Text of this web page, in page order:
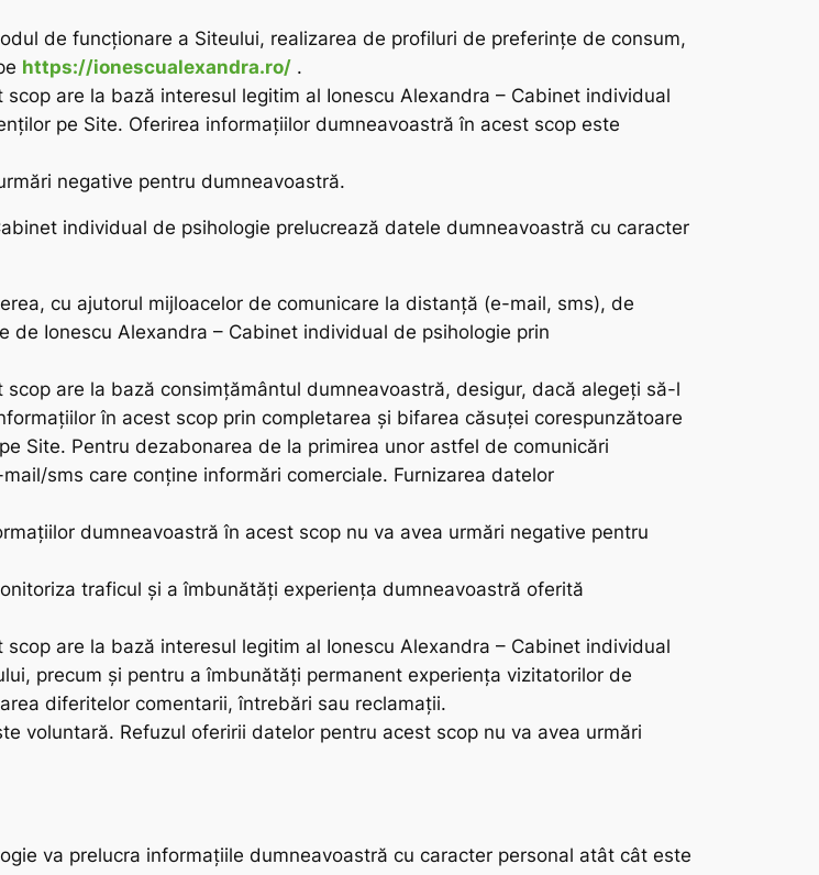
de funcționare a Siteului, realizarea de profiluri de preferinţe de consum,
https://ionescualexandra.ro/ .
are la bază interesul legitim al Ionescu Alexandra – Cabinet individual
pe Site. Oferirea informațiilor dumneavoastră în acest scop este
negative pentru dumneavoastră.
individual de psihologie prelucrează datele dumneavoastră cu caracter
cu ajutorul mijloacelor de comunicare la distanţă (e-mail, sms), de
Ionescu Alexandra – Cabinet individual de psihologie prin
are la bază consimțământul dumneavoastră, desigur, dacă alegeți să-l
în acest scop prin completarea și bifarea căsuței corespunzătoare
Site. Pentru dezabonarea de la primirea unor astfel de comunicări
sms care conține informări comerciale. Furnizarea datelor
dumneavoastră în acest scop nu va avea urmări negative pentru
traficul și a îmbunătăţi experiența dumneavoastră oferită
are la bază interesul legitim al Ionescu Alexandra – Cabinet individual
precum și pentru a îmbunătăți permanent experiența vizitatorilor de
diferitelor comentarii, întrebări sau reclamații.
voluntară. Refuzul oferirii datelor pentru acest scop nu va avea urmări
va prelucra informațiile dumneavoastră cu caracter personal atât cât este